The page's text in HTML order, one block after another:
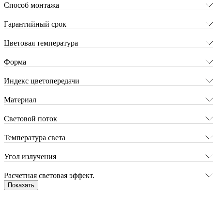
Способ монтажа
Гарантийный срок
Цветовая температура
Форма
Индекс цветопередачи
Материал
Световой поток
Температура света
Угол излучения
Расчетная световая эффект.
Показать